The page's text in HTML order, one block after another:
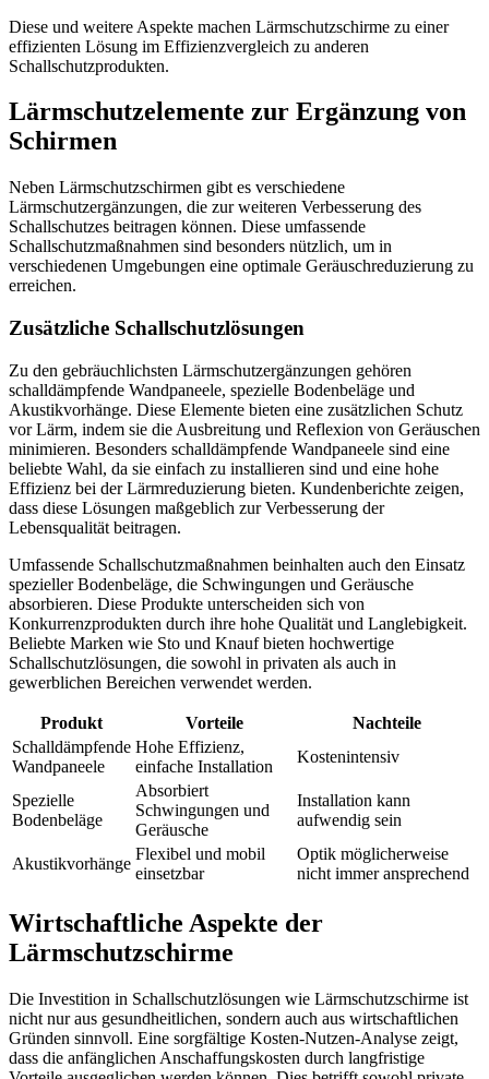
Diese und weitere Aspekte machen Lärmschutzschirme zu einer
effizienten Lösung im Effizienzvergleich zu anderen
Schallschutzprodukten.
Lärmschutzelemente zur Ergänzung von
Schirmen
Neben Lärmschutzschirmen gibt es verschiedene
Lärmschutzergänzungen, die zur weiteren Verbesserung des
Schallschutzes beitragen können. Diese umfassende
Schallschutzmaßnahmen sind besonders nützlich, um in
verschiedenen Umgebungen eine optimale Geräuschreduzierung zu
erreichen.
Zusätzliche Schallschutzlösungen
Zu den gebräuchlichsten Lärmschutzergänzungen gehören
schalldämpfende Wandpaneele, spezielle Bodenbeläge und
Akustikvorhänge. Diese Elemente bieten eine zusätzlichen Schutz
vor Lärm, indem sie die Ausbreitung und Reflexion von Geräuschen
minimieren. Besonders schalldämpfende Wandpaneele sind eine
beliebte Wahl, da sie einfach zu installieren sind und eine hohe
Effizienz bei der Lärmreduzierung bieten. Kundenberichte zeigen,
dass diese Lösungen maßgeblich zur Verbesserung der
Lebensqualität beitragen.
Umfassende Schallschutzmaßnahmen beinhalten auch den Einsatz
spezieller Bodenbeläge, die Schwingungen und Geräusche
absorbieren. Diese Produkte unterscheiden sich von
Konkurrenzprodukten durch ihre hohe Qualität und Langlebigkeit.
Beliebte Marken wie Sto und Knauf bieten hochwertige
Schallschutzlösungen, die sowohl in privaten als auch in
gewerblichen Bereichen verwendet werden.
Produkt Vorteile
Nachteile
Schalldämpfende
Wandpaneele
Hohe Effizienz,
einfache Installation
Kostenintensiv
Spezielle
Bodenbeläge
Absorbiert
Schwingungen und
Geräusche
Installation kann
aufwendig sein
Akustikvorhänge
Flexibel und mobil
einsetzbar
Optik möglicherweise
nicht immer ansprechend
Wirtschaftliche Aspekte der
Lärmschutzschirme
Die Investition in Schallschutzlösungen wie Lärmschutzschirme ist
nicht nur aus gesundheitlichen, sondern auch aus wirtschaftlichen
Gründen sinnvoll. Eine sorgfältige Kosten-Nutzen-Analyse zeigt,
dass die anfänglichen Anschaffungskosten durch langfristige